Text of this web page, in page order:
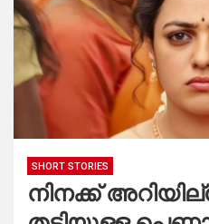
SHORT STORIES
നിനക്ക്